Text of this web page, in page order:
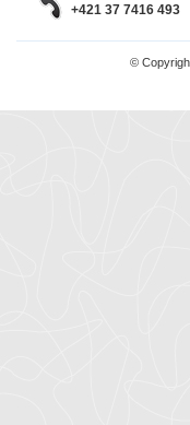
+421 37 7416 493
©